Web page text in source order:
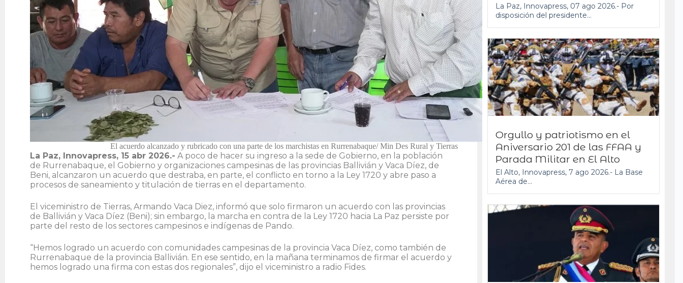
El acuerdo alcanzado y rubricado con una parte de los marchistas en Rurrenabaque/ Min Des Rural y Tierras
La Paz, Innovapress, 15 abr 2026.- A poco de hacer su ingreso a la sede de Gobierno, en la población
de Rurrenabaque, el Gobierno y organizaciones campesinas de las provincias Ballivián y Vaca Díez, de
Beni, alcanzaron un acuerdo que destraba, en parte, el conflicto en torno a la Ley 1720 y abre paso a
procesos de saneamiento y titulación de tierras en el departamento.
El viceministro de Tierras, Armando Vaca Diez, informó que solo firmaron un acuerdo con las provincias
de Ballivián y Vaca Díez (Beni); sin embargo, la marcha en contra de la Ley 1720 hacia La Paz persiste por
parte del resto de los sectores campesinos e indígenas de Pando.
“Hemos logrado un acuerdo con comunidades campesinas de la provincia Vaca Díez, como también de
Rurrenabaque de la provincia Ballivián. En ese sentido, en la mañana terminamos de firmar el acuerdo y
hemos logrado una firma con estas dos regionales”, dijo el viceministro a radio Fides.
La Paz, Innovapress, 07 ago 2026.- Por
disposición del presidente...
Orgullo y patriotismo en el
Aniversario 201 de las FFAA y
Parada Militar en El Alto
El Alto, Innovapress, 7 ago 2026.- La Base
Aérea de...